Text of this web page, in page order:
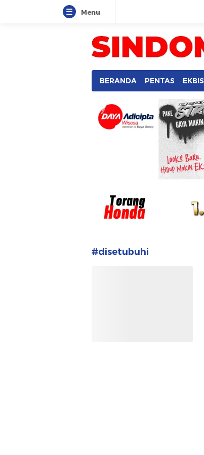
Menu
SINDOMANADO
Informatif dan Edukatif
BERANDA PENTAS EKBIS
#disetubuhi